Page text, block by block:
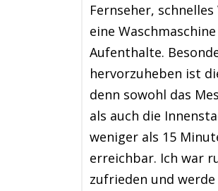
Fernseher, schnelles
eine
Aufenthalte.
hervorzuheben ist
denn sowohl das
als auch die
weniger als 15
erreichbar. Ich war
zufrieden und